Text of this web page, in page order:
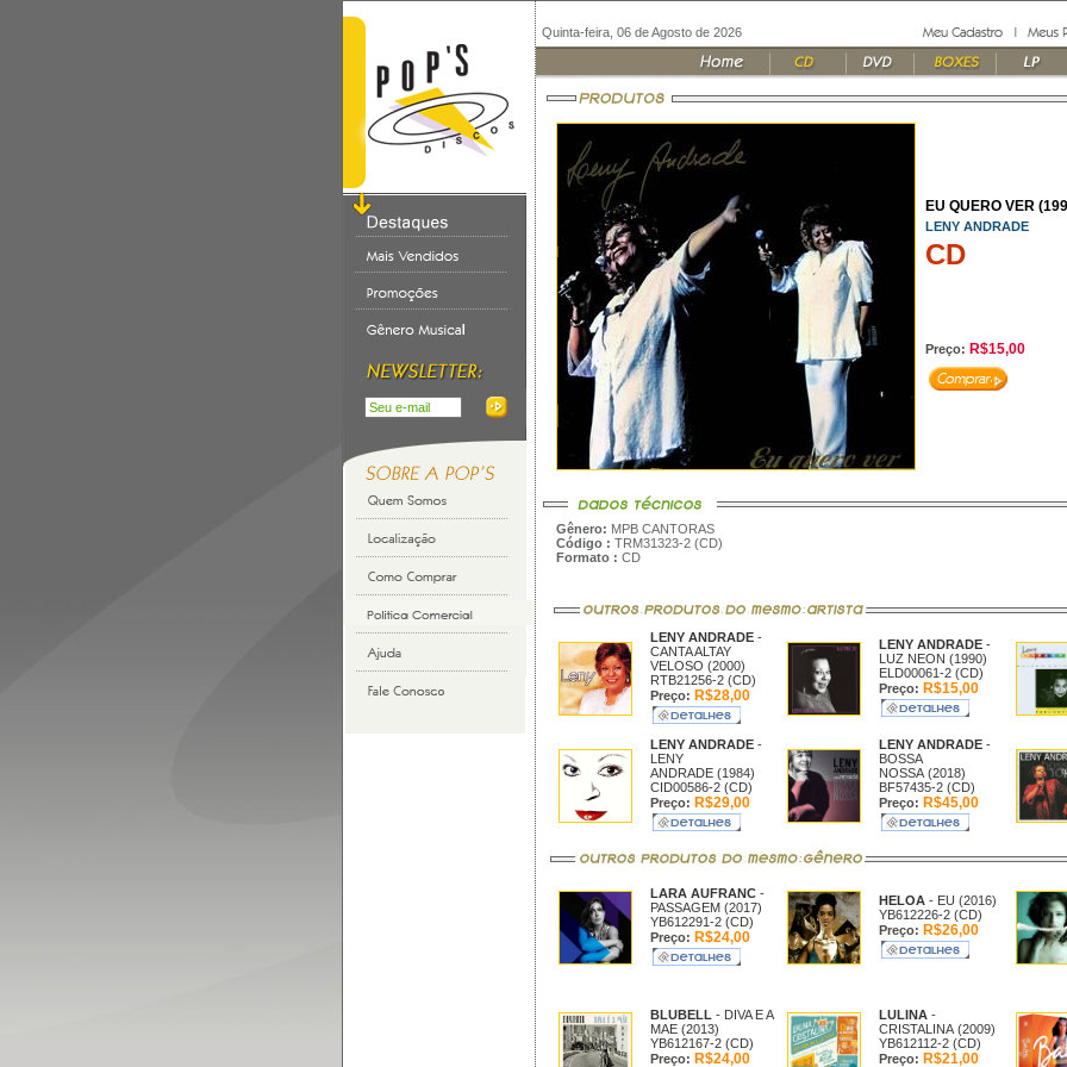
Quinta-feira, 06 de Agosto de 2026
EU QUERO VER
LENY ANDRADE
CD
Preço: R$15,00
Gênero: MPB CANTORAS
Código : TRM31323-2 (CD)
Formato : CD
LENY ANDRADE -
CANTA ALTAY
VELOSO (2000)
RTB21256-2 (CD)
Preço: R$28,00
LENY ANDRADE -
LUZ NEON (1990)
ELD00061-2 (CD)
Preço: R$15,00
LENY ANDRADE -
LENY
ANDRADE (1984)
CID00586-2 (CD)
Preço: R$29,00
LENY ANDRADE -
BOSSA
NOSSA (2018)
BF57435-2 (CD)
Preço: R$45,00
LARA AUFRANC -
PASSAGEM (2017)
YB612291-2 (CD)
Preço: R$24,00
HELOA - EU (2016)
YB612226-2 (CD)
Preço: R$26,00
BLUBELL - DIVA E A
MAE (2013)
YB612167-2 (CD)
Preço: R$24,00
LULINA -
CRISTALINA (2009)
YB612112-2 (CD)
Preço: R$21,00